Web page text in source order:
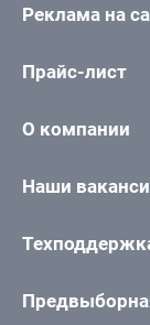
Реклама на
Прайс-лист
О компании
Наши